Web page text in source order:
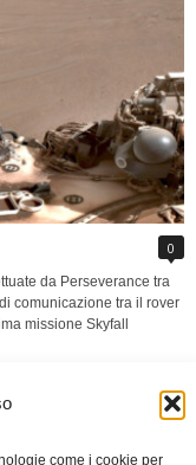
come i cookie per
0
da Perseverance tra
comunicazione tra il rover
missione Skyfall